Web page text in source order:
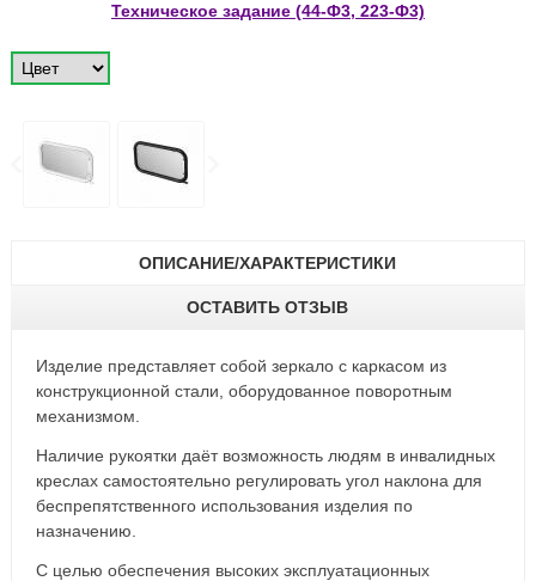
Техническое задание (44-Ф3, 223-Ф3)
ОПИСАНИЕ/ХАРАКТЕРИСТИКИ
ОСТАВИТЬ ОТЗЫВ
Изделие представляет собой зеркало с каркасом из
конструкционной стали, оборудованное поворотным
механизмом.
Наличие рукоятки даёт возможность людям в инвалидных
креслах самостоятельно регулировать угол наклона для
беспрепятственного использования изделия по
назначению.
С целью обеспечения высоких эксплуатационных